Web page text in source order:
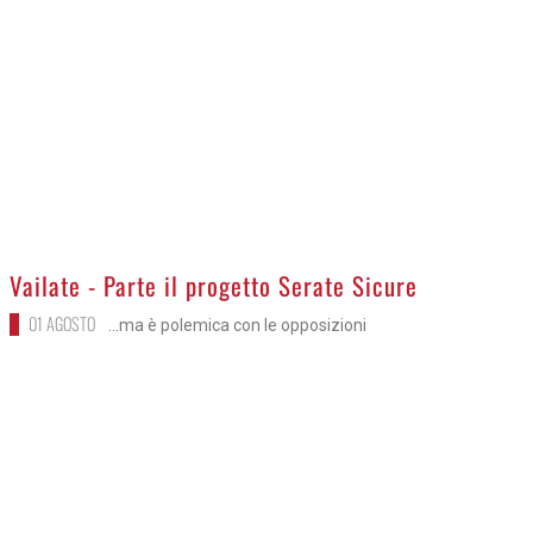
>
Vailate - Parte il progetto Serate Sicure
01 AGOSTO ...ma è polemica con le opposizioni